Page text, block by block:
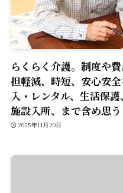
らくらく介護。制度や
担軽減、時短、安心安
入・レンタル、生活保
施設入所、まで含め思う
2025年11月20日